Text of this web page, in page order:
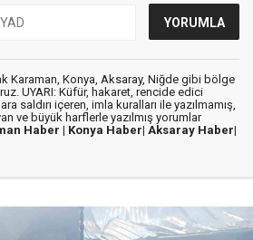
Karaman, Konya, Aksaray, Niğde gibi bölge
UYARI: Küfür, hakaret, rencide edici
saldırı içeren, imla kuralları ile yazılmamış,
ve büyük harflerle yazılmış yorumlar
Haber | Konya Haber| Aksaray Haber|